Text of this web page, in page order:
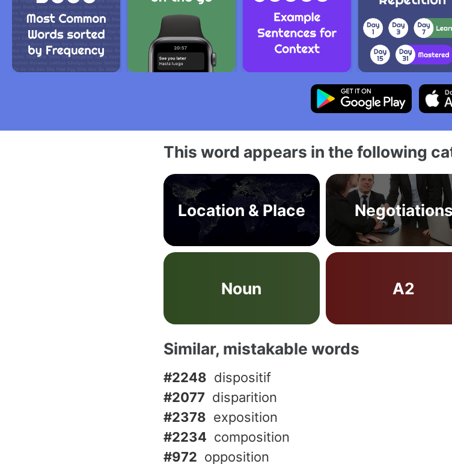
This word appears in the following
Location & Place
Noun A2
Similar, mistakable words
#2248 dispositif
#2077 disparition
#2378 exposition
#2234 composition
#972 opposition